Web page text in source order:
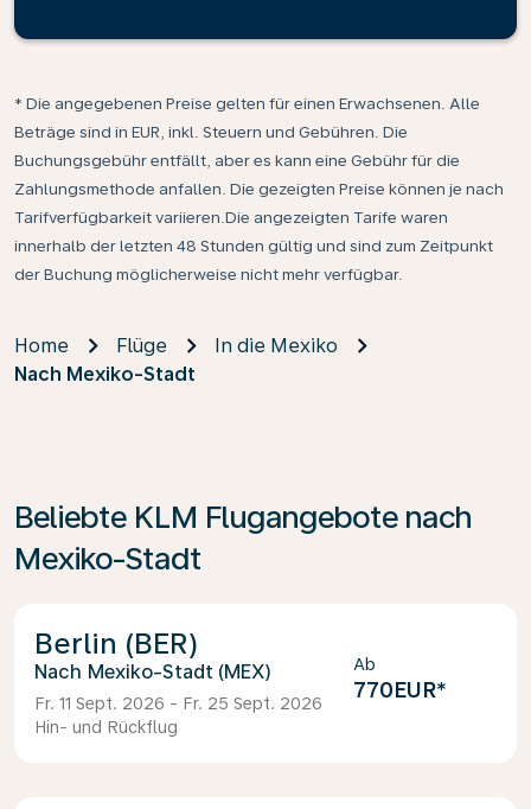
* Die angegebenen Preise gelten für einen Erwachsenen. Alle
Beträge sind in EUR, inkl. Steuern und Gebühren. Die
Buchungsgebühr entfällt, aber es kann eine Gebühr für die
Zahlungsmethode anfallen. Die gezeigten Preise können je nach
Tarifverfügbarkeit variieren.Die angezeigten Tarife waren
innerhalb der letzten 48 Stunden gültig und sind zum Zeitpunkt
der Buchung möglicherweise nicht mehr verfügbar.
Home Flüge
In die Mexiko
Nach Mexiko-Stadt
Beliebte KLM Flugangebote nach
Mexiko-Stadt
Berlin (BER)
Mexiko-Stadt (MEX)
Fr. 11 Sept. 2026 - Fr. 25 Sept. 2026
Hin- und Rückflug
Ab
770EUR*